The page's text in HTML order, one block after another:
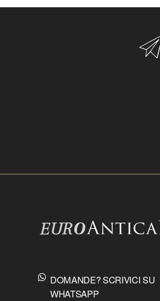
DOMANDE? SCRIVICI SU
WHATSAPP